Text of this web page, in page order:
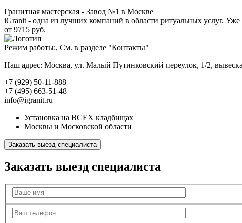
Гранитная мастерская - Завод №1 в Москве
iGranit - одна из лучших компаний в области ритуальных услуг. Уже
от 9715 руб.
Режим работы:, См. в разделе "Контакты"
Наш адрес: Москва, ул. Малый Путинковский переулок, 1/2,
+7 (929) 50-11-888
+7 (495) 663-51-48
info@igranit.ru
Установка на ВСЕХ кладбищах
Москвы и Московской области
Заказать выезд специалиста
Заказать выезд специалиста